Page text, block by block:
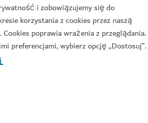
i zobowiązujemy się do
korzystania z cookies przez naszą
poprawia wrażenia z przeglądania.
preferencjami, wybierz opcję „Dostosuj”.
Pobierz Kalendarz serwisu
Odwiedź Dubaj